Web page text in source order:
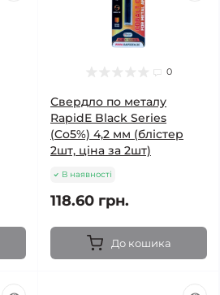
0
Свердло по металу
RapidE Black Series
(Co5%) 4,2 мм (блістер
2шт, ціна за 2шт)
В наявності
118.60 грн.
До кошика